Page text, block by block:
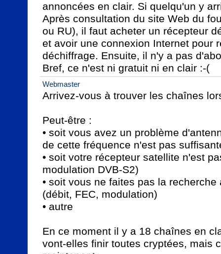
annoncées en clair. Si quelqu'un y
Après consultation du site Web du
ou RU), il faut acheter un récepteur
et avoir une connexion Internet pour
déchiffrage. Ensuite, il n'y a pas
Bref, ce n'est ni gratuit ni en clair :-(
Webmaster
Arrivez-vous à trouver les chaînes
Peut-être :
• soit vous avez un problème
de cette fréquence n'est pas
• soit votre récepteur satellite n'est
modulation DVB-S2)
• soit vous ne faites pas la
(débit, FEC, modulation)
• autre
En ce moment il y a 18 chaînes en
vont-elles finir toutes cryptées, mais